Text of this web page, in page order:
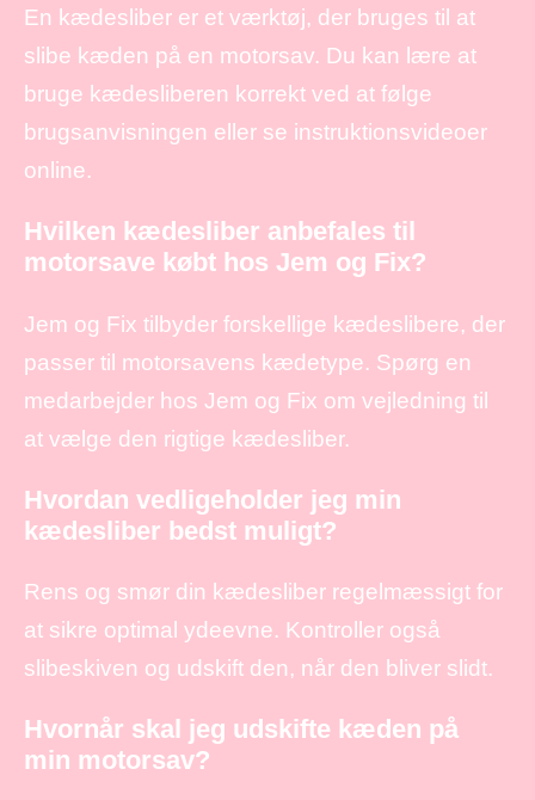
En kædesliber er et værktøj, der bruges til at
slibe kæden på en motorsav. Du kan lære at
bruge kædesliberen korrekt ved at følge
brugsanvisningen eller se instruktionsvideoer
online.
Hvilken kædesliber anbefales til
motorsave købt hos Jem og Fix?
Jem og Fix tilbyder forskellige kædeslibere, der
passer til motorsavens kædetype. Spørg en
medarbejder hos Jem og Fix om vejledning til
at vælge den rigtige kædesliber.
Hvordan vedligeholder jeg min
kædesliber bedst muligt?
Rens og smør din kædesliber regelmæssigt for
at sikre optimal ydeevne. Kontroller også
slibeskiven og udskift den, når den bliver slidt.
Hvornår skal jeg udskifte kæden på
min motorsav?